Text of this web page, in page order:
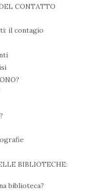
CONTATTO
il contagio
BIBLIOTECHE:
biblioteca?